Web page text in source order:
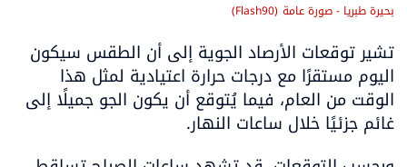
بحيرة طبريا - صورة عامة (
Flash90
)
غائم جزئيًا خلال ساعات النهار.